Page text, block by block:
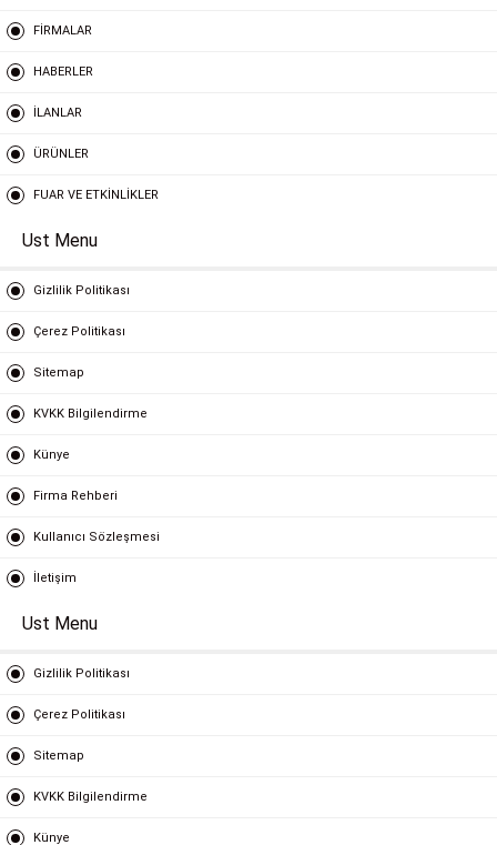
FİRMALAR
HABERLER
İLANLAR
ÜRÜNLER
FUAR VE ETKİNLİKLER
Ust Menu
Gizlilik Politikası
Çerez Politikası
Sitemap
KVKK Bilgilendirme
Künye
Firma Rehberi
Kullanıcı Sözleşmesi
İletişim
Ust Menu
Gizlilik Politikası
Çerez Politikası
Sitemap
KVKK Bilgilendirme
Künye